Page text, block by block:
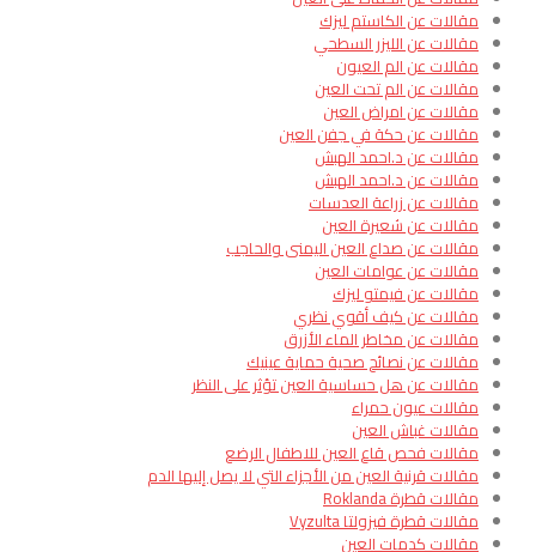
مقالات عن الكاستم ليزك
مقالات عن الليزر السطحي
مقالات عن الم العيون
مقالات عن الم تحت العين
مقالات عن امراض العين
مقالات عن حكة في جفن العين
مقالات عن د.احمد الهبش
مقالات عن د.احمد الهبش
مقالات عن زراعة العدسات
مقالات عن شعيرة العين
مقالات عن صداع العين اليمنى والحاجب
مقالات عن عوامات العين
مقالات عن فيمتو ليزك
مقالات عن كيف أقوي نظري
مقالات عن مخاطر الماء الأزرق
مقالات عن نصائح صحية حماية عينيك
مقالات عن هل حساسية العين تؤثر على النظر
مقالات عيون حمراء
مقالات غباش العين
مقالات فحص قاع العين للاطفال الرضع
مقالات قرنية العين من الأجزاء التي لا يصل إليها الدم​
مقالات قطرة Roklanda
مقالات قطرة فيزولتا Vyzulta
مقالات كدمات العين